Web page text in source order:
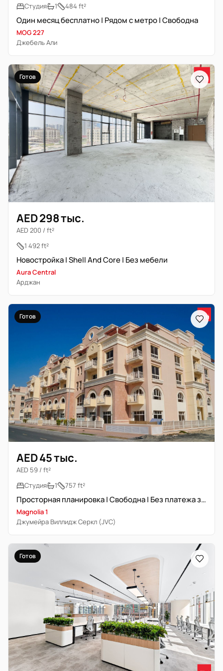
Студия
1 484 ft²
Один месяц бесплатно | Рядом с метро | Свободна
MOG 227
Джебель Али
Готов
AED 298 тыс.
AED 200 / ft²
1 492 ft²
Новостройка | Shell And Core | Без мебели
Aura Central
Арджан
Готов
AED 45 тыс.
AED 59 / ft²
Студия
1 757 ft²
Просторная планировка | Свободна | Без платежа за охлаждение
Magnolia 1
Джумейра Виллидж Серкл (JVC)
Готов